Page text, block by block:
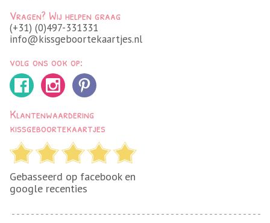
Vragen? Wij helpen graag
(+31) (0)497-331331
info@kissgeboortekaartjes.nl
volg ons ook op:
Klantenwaardering
kissgeboortekaartjes
Gebasseerd op facebook en
google recenties